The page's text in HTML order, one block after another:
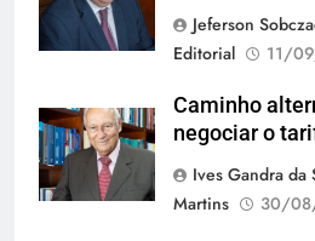
Jeferson
Editorial
11/
Caminho
negociar o
Ives Gandra da
Martins
30/